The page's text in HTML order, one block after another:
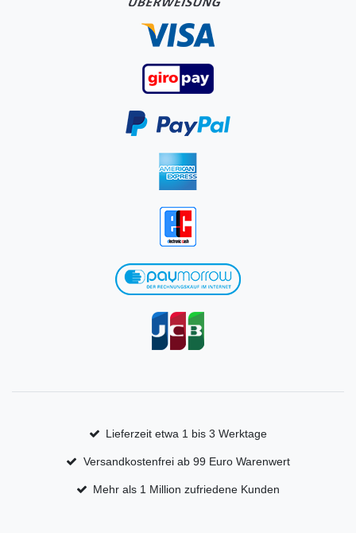
Lieferzeit etwa 1 bis 3 Werktage
Versandkostenfrei ab 99 Euro Warenwert
Mehr als 1 Million zufriedene Kunden